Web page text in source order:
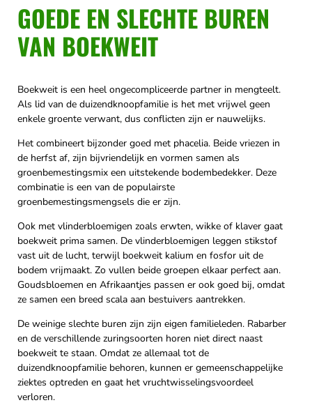
GOEDE EN SLECHTE BUREN
VAN BOEKWEIT
Boekweit is een heel ongecompliceerde partner in mengteelt.
Als lid van de duizendknoopfamilie is het met vrijwel geen
enkele groente verwant, dus conflicten zijn er nauwelijks.
Het combineert bijzonder goed met phacelia. Beide vriezen in
de herfst af, zijn bijvriendelijk en vormen samen als
groenbemestingsmix een uitstekende bodembedekker. Deze
combinatie is een van de populairste
groenbemestingsmengsels die er zijn.
Ook met vlinderbloemigen zoals erwten, wikke of klaver gaat
boekweit prima samen. De vlinderbloemigen leggen stikstof
vast uit de lucht, terwijl boekweit kalium en fosfor uit de
bodem vrijmaakt. Zo vullen beide groepen elkaar perfect aan.
Goudsbloemen en Afrikaantjes passen er ook goed bij, omdat
ze samen een breed scala aan bestuivers aantrekken.
De weinige slechte buren zijn zijn eigen familieleden. Rabarber
en de verschillende zuringsoorten horen niet direct naast
boekweit te staan. Omdat ze allemaal tot de
duizendknoopfamilie behoren, kunnen er gemeenschappelijke
ziektes optreden en gaat het vruchtwisselingsvoordeel
verloren.